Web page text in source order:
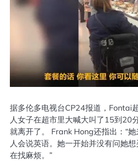
据多伦多电视台CP24报道，Fontai
人女子在超市里大喊大叫了15到20
就离开了。 Frank Hong还指出：“
人会说英语。她一开始并没有问她
在找麻烦。”